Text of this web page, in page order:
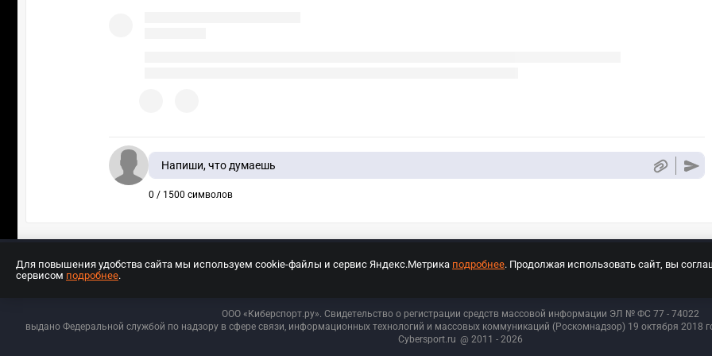
Напиши, что думаешь
0 / 1500 символов
ООО «Киберспорт.ру». Свидетельство о регистрации средств массовой информации ЭЛ № ФС 77 - 74022
выдано Федеральной службой по надзору в сфере связи, информационных технологий и массовых коммуникаций (Роскомнадзор) 19 октября 2018
Cybersport.ru @ 2011 - 2026
Для повышения удобства сайта мы используем cookie-файлы и сервис Яндекс.Метрика подробнее. Продолжая использовать сайт, вы
сервисом подробнее.